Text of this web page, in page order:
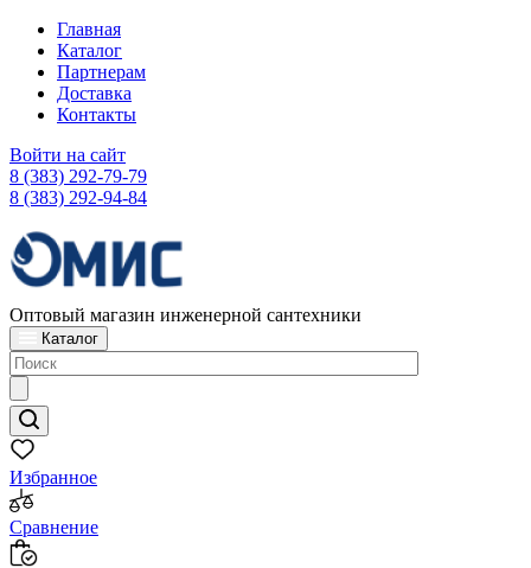
Главная
Каталог
Партнерам
Доставка
Контакты
Войти на сайт
8 (383) 292-79-79
8 (383) 292-94-84
Оптовый магазин инженерной сантехники
Каталог
Избранное
Сравнение